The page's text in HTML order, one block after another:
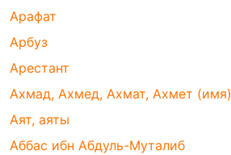
Арафат
Арбуз
Арестант
Ахмад, Ахмед, Ахмат, Ахмет (имя)
Аят, аяты
Аббас ибн Абдуль-Муталиб